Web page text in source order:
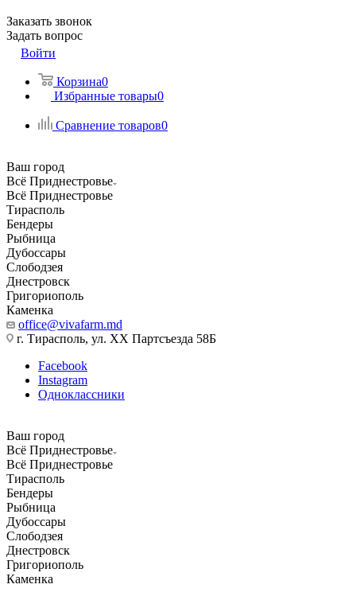
Заказать звонок
Задать вопрос
Войти
Корзина0
Избранные товары0
Сравнение товаров0
Ваш город
Всё Приднестровье
Всё Приднестровье
Тирасполь
Бендеры
Рыбница
Дубоссары
Слободзея
Днестровск
Григориополь
Каменка
office@vivafarm.md
г. Тирасполь, ул. ХХ Партсъезда 58Б
Facebook
Instagram
Одноклассники
Ваш город
Всё Приднестровье
Всё Приднестровье
Тирасполь
Бендеры
Рыбница
Дубоссары
Слободзея
Днестровск
Григориополь
Каменка